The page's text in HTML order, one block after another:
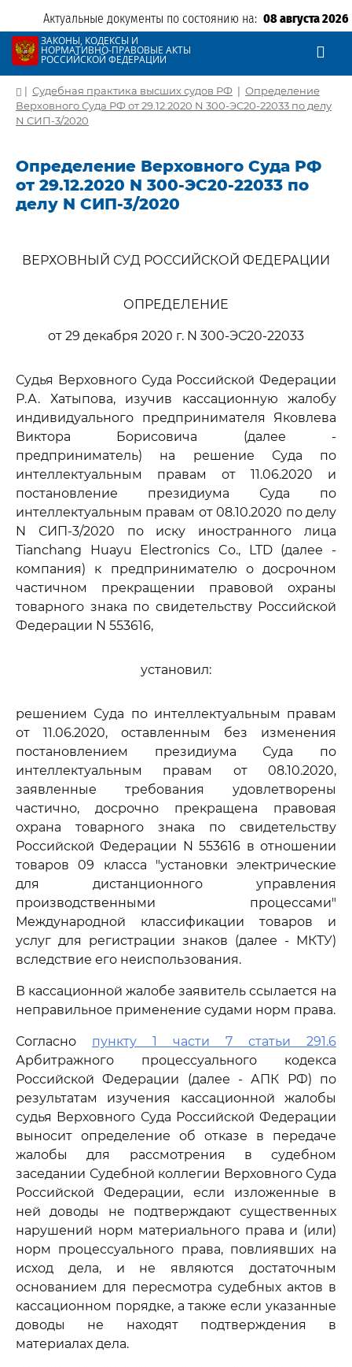
Актуальные документы по состоянию на: 08 августа 2026
ЗАКОНЫ, КОДЕКСЫ И
НОРМАТИВНО-ПРАВОВЫЕ АКТЫ
РОССИЙСКОЙ ФЕДЕРАЦИИ
| Судебная практика высших судов РФ | Определение
Верховного Суда РФ от 29.12.2020 N 300-ЭС20-22033 по делу
N СИП-3/2020
Определение Верховного Суда РФ
от 29.12.2020 N 300-ЭС20-22033 по
делу N СИП-3/2020
ВЕРХОВНЫЙ СУД РОССИЙСКОЙ ФЕДЕРАЦИИ
ОПРЕДЕЛЕНИЕ
от 29 декабря 2020 г. N 300-ЭС20-22033
Судья Верховного Суда Российской Федерации
Р.А. Хатыпова, изучив кассационную жалобу
индивидуального предпринимателя Яковлева
Виктора Борисовича (далее -
предприниматель) на решение Суда по
интеллектуальным правам от 11.06.2020 и
постановление президиума Суда по
интеллектуальным правам от 08.10.2020 по делу
N СИП-3/2020 по иску иностранного лица
Tianchang Huayu Electronics Co., LTD (далее -
компания) к предпринимателю о досрочном
частичном прекращении правовой охраны
товарного знака по свидетельству Российской
Федерации N 553616,
установил:
решением Суда по интеллектуальным правам
от 11.06.2020, оставленным без изменения
постановлением президиума Суда по
интеллектуальным правам от 08.10.2020,
заявленные требования удовлетворены
частично, досрочно прекращена правовая
охрана товарного знака по свидетельству
Российской Федерации N 553616 в отношении
товаров 09 класса "установки электрические
для дистанционного управления
производственными процессами"
Международной классификации товаров и
услуг для регистрации знаков (далее - МКТУ)
вследствие его неиспользования.
В кассационной жалобе заявитель ссылается на
неправильное применение судами норм права.
Согласно пункту 1 части 7 статьи 291.6
Арбитражного процессуального кодекса
Российской Федерации (далее - АПК РФ) по
результатам изучения кассационной жалобы
судья Верховного Суда Российской Федерации
выносит определение об отказе в передаче
жалобы для рассмотрения в судебном
заседании Судебной коллегии Верховного Суда
Российской Федерации, если изложенные в
ней доводы не подтверждают существенных
нарушений норм материального права и (или)
норм процессуального права, повлиявших на
исход дела, и не являются достаточным
основанием для пересмотра судебных актов в
кассационном порядке, а также если указанные
доводы не находят подтверждения в
материалах дела.